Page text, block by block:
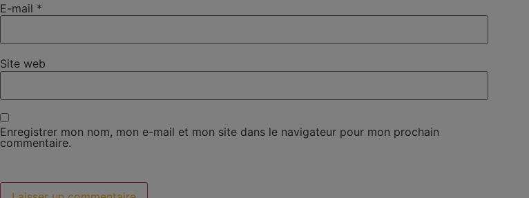
E-mail *
Site web
Enregistrer mon nom, mon e-mail et mon site dans le navigateur pour mon prochain
commentaire.